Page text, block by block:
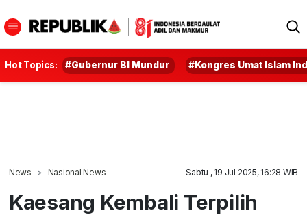
Hot Topics: #Gubernur BI Mundur #Kongres Umat Islam
News Nasional News Sabtu , 19 Jul 2025, 16:28 WIB
Kaesang Kembali Terpilih